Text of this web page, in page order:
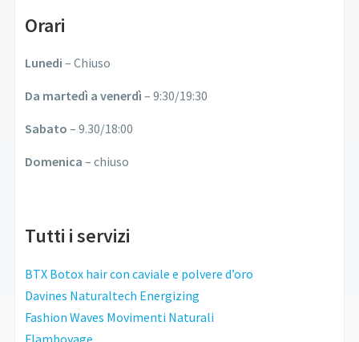
Orari
Lunedi – Chiuso
Da martedì a venerdì – 9:30/19:30
Sabato – 9.30/18:00
Domenica – chiuso
Tutti i servizi
BTX Botox hair con caviale e polvere d’oro
Davines Naturaltech Energizing
Fashion Waves Movimenti Naturali